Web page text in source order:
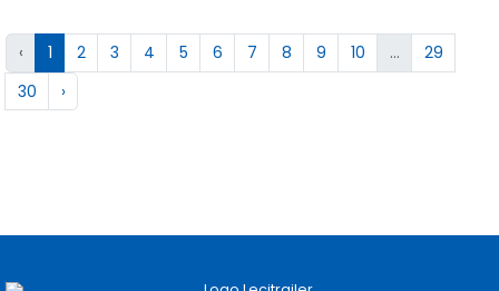
‹ 1 2 3 4 5 6 7 8 9 10 ...
29
30
›